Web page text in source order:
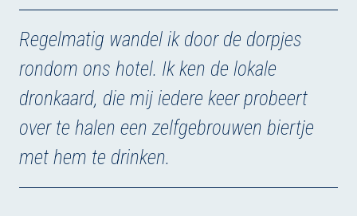
Regelmatig wandel ik door de dorpjes
rondom ons hotel. Ik ken de lokale
dronkaard, die mij iedere keer probeert
over te halen een zelfgebrouwen biertje
met hem te drinken.